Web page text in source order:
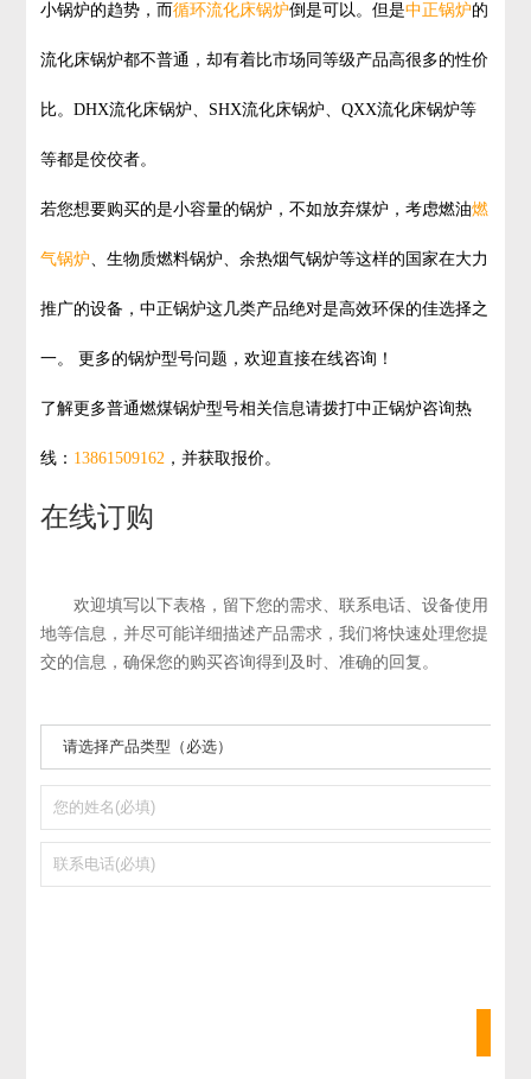
小锅炉的趋势，而循环流化床锅炉倒是可以。但是中正锅炉的
流化床锅炉都不普通，却有着比市场同等级产品高很多的性价
比。DHX流化床锅炉、SHX流化床锅炉、QXX流化床锅炉等
等都是佼佼者。
若您想要购买的是小容量的锅炉，不如放弃煤炉，考虑燃油燃
气锅炉、生物质燃料锅炉、余热烟气锅炉等这样的国家在大力
推广的设备，中正锅炉这几类产品绝对是高效环保的佳选择之
一。 更多的锅炉型号问题，欢迎直接在线咨询！
了解更多普通燃煤锅炉型号相关信息请拨打中正锅炉咨询热
线： 13861509162 ，并获取报价。
在线订购
欢迎填写以下表格，留下您的需求、联系电话、设备使用
地等信息，并尽可能详细描述产品需求，我们将快速处理您提
交的信息，确保您的购买咨询得到及时、准确的回复。